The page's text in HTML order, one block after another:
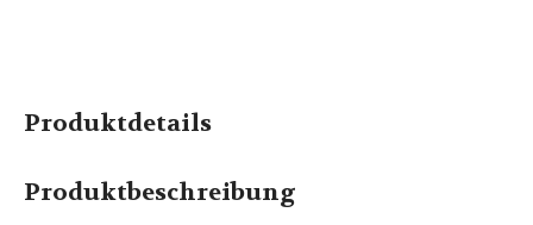
Produktdetails
Produktbeschreibung